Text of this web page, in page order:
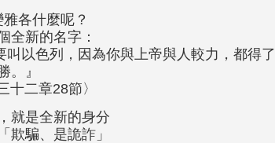
雅各什麼呢？
全新的名字：
以色列，因為你與上帝與人較力，都得了
勝。』
十二章28節〉
就是全新的身分
欺騙、是詭詐」